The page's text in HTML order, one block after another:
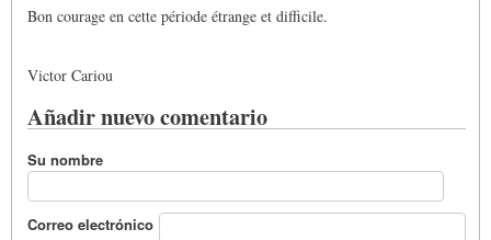
Bon courage en cette période étrange et difficile.
Victor Cariou
Añadir nuevo comentario
Su nombre
Correo electrónico